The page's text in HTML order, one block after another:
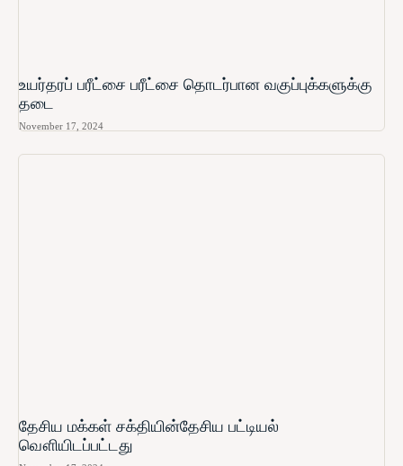
உயர்தரப் பரீட்சை பரீட்சை தொடர்பான வகுப்புக்களுக்கு
தடை
November 17, 2024
தேசிய மக்கள் சக்தியின்தேசிய பட்டியல்
வௌியிடப்பட்டது